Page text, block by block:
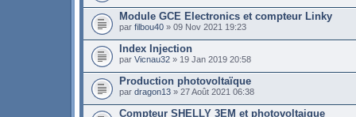
Module GCE Electronics et compteur Linky
par filbou40 » 09 Nov 2021 19:23
Index Injection
par Vicnau32 » 19 Jan 2019 20:58
Production photovoltaïque
par dragon13 » 27 Août 2021 06:38
Compteur SHELLY 3EM et photovoltaique